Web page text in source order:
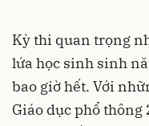
Kỳ thi quan trọng
lứa học sinh sinh
bao giờ hết. Với
Giáo dục phổ